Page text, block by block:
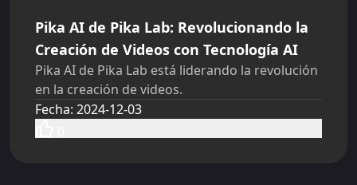
Pika AI de Pika Lab: Revolucionando la
Creación de Videos con Tecnología AI
Pika AI de Pika Lab está liderando la revolución
en la creación de videos.
Fecha: 2024-12-03